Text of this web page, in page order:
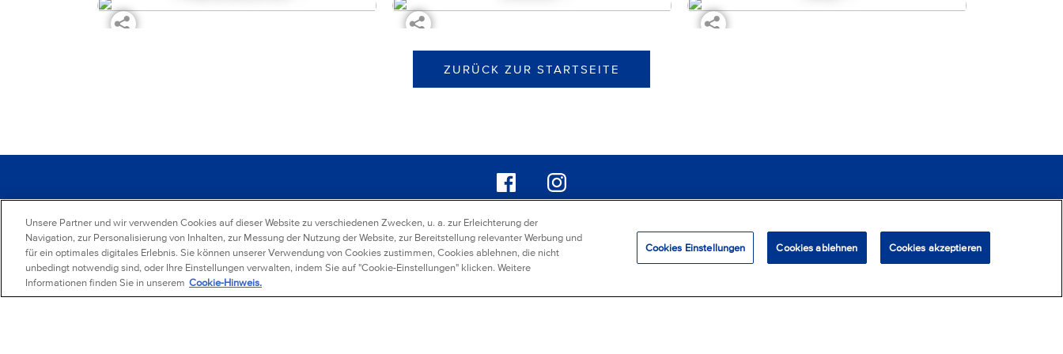
ZURÜCK ZUR STARTSEITE
KONTAKT SITE MAP FRAGEN IMPRESSUM UNSERE COOKIE POLICY
® 2026 Mondelez DeutschlandServices GmbH & Co. KG/ Mondelez Europe Services GmbH Zweigniederlassung Österreich-Alle Rechte vorbehalten
Unsere Partner und wir verwenden Cookies auf dieser Website zu verschiedenen Zwecken, u. a. zur Erleichterung der
Navigation, zur Personalisierung von Inhalten, zur Messung der Nutzung der Website, zur Bereitstellung relevanter Werbung und
für ein optimales digitales Erlebnis. Sie können unserer Verwendung von Cookies zustimmen, Cookies ablehnen, die nicht
unbedingt notwendig sind, oder Ihre Einstellungen verwalten, indem Sie auf "Cookie-Einstellungen" klicken. Weitere
Informationen finden Sie in unserem Cookie-Hinweis.
Cookies Einstellungen Cookies ablehnen Cookies akzeptieren